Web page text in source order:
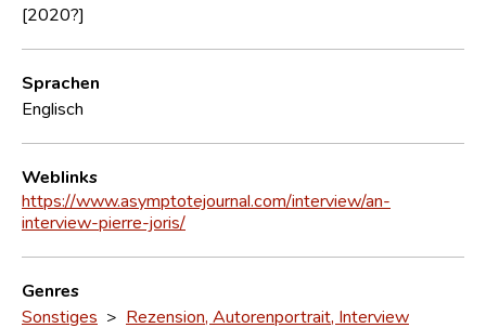
[2020?]
Sprachen
Englisch
Weblinks
https://www.asymptotejournal.com/interview/an-
interview-pierre-joris/
Genres
Sonstiges > Rezension, Autorenportrait, Interview